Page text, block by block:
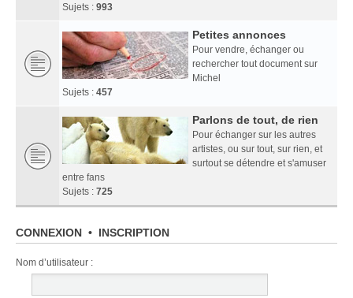
Sujets : 993
Petites annonces
Pour vendre, échanger ou
rechercher tout document sur
Michel
Sujets : 457
Parlons de tout, de rien
Pour échanger sur les autres
artistes, ou sur tout, sur rien, et
surtout se détendre et s'amuser
entre fans
Sujets : 725
CONNEXION • INSCRIPTION
Nom d’utilisateur :